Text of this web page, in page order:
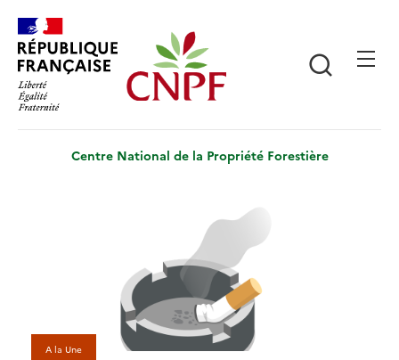
contenu
principal
Centre National de la Propriété Forestière
A la Une